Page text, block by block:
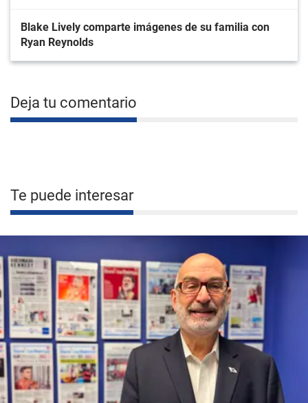
Blake Lively comparte imágenes de su familia con
Ryan Reynolds
Deja tu comentario
Te puede interesar